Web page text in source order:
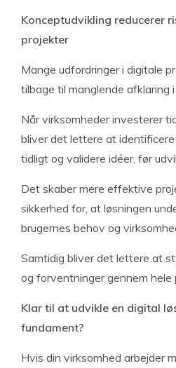
Konceptudvikling reducerer
projekter
Mange udfordringer i digitale
tilbage til manglende afklaring
Når virksomheder investerer
bliver det lettere at
tidligt og validere idéer, før
Det skaber mere effektive
sikkerhed for, at løsningen
brugernes behov og
Samtidig bliver det lettere at
og forventninger gennem hele
Klar til at udvikle en digital
fundament?
Hvis din virksomhed arbejder